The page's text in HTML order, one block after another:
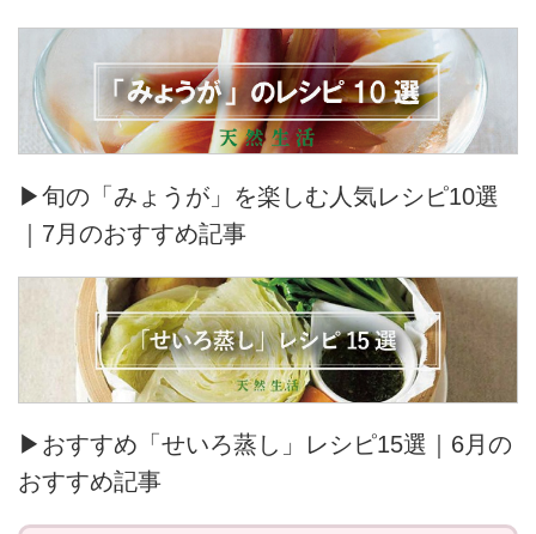
▶旬の「みょうが」を楽しむ人気レシピ10選
｜7月のおすすめ記事
▶おすすめ「せいろ蒸し」レシピ15選｜6月の
おすすめ記事